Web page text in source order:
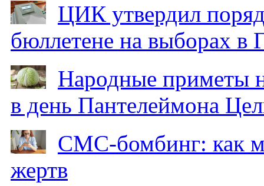
ЦИК утвердил
бюллетене на выборах в
Народные приметы
в день Пантелеймона
СМС-бомбинг: как
жертв